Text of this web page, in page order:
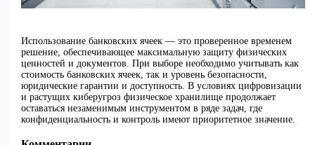
Использование банковских ячеек — это проверенное временем
решение, обеспечивающее максимальную защиту физических
ценностей и документов. При выборе необходимо учитывать как
стоимость банковских ячеек, так и уровень безопасности,
юридические гарантии и доступность. В условиях цифровизации
и растущих киберугроз физическое хранилище продолжает
оставаться незаменимым инструментом в ряде задач, где
конфиденциальность и контроль имеют приоритетное значение.